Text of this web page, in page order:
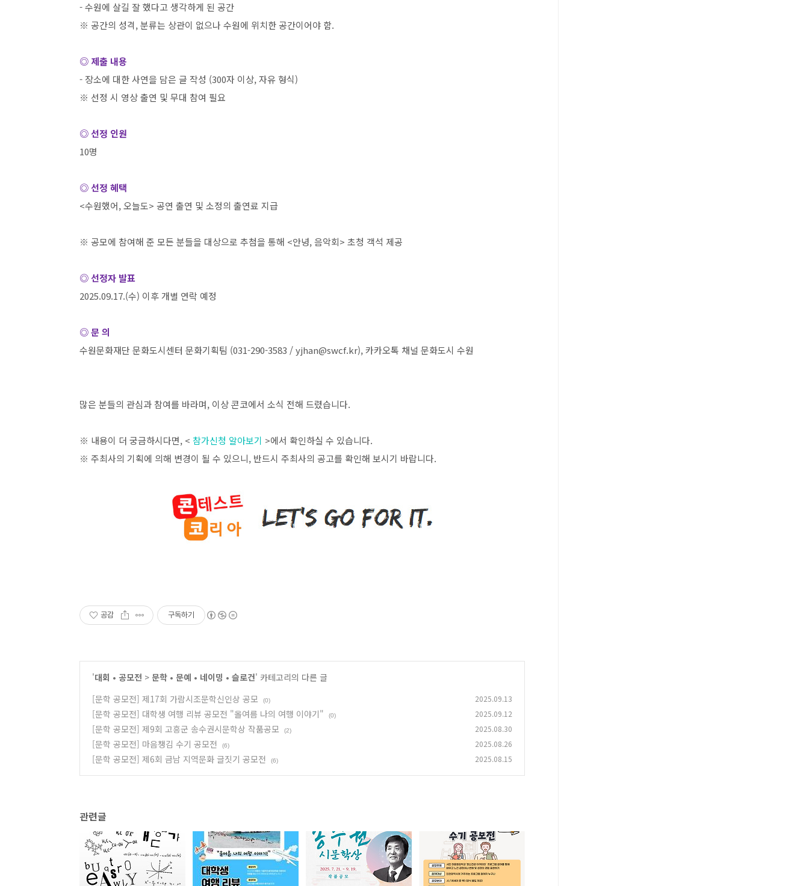
-수원에 살길 잘 했다고 생각하게 된 공간
※ 공간의 성격,분류는 상관이 없으나 수원에 위치한 공간이어야 함.
◎ 제출 내용
- 장소에 대한 사연을 담은 글 작성 (300자 이상,자유 형식)
※ 선정 시 영상 출연 및 무대 참여 필요
◎ 선정 인원
10명
◎ 선정 혜택
<수원했어,오늘도> 공연 출연 및 소정의 출연료 지급
※ 공모에 참여해 준 모든 분들을 대상으로 추첨을 통해 <안녕,음악회> 초청 객석 제공
◎ 선정자 발표
2025.09.17.(수) 이후 개별 연락 예정
◎ 문 의
수원문화재단 문화도시센터 문화기획팀 (031-290-3583 / yjhan@swcf.kr),카카오톡 채널 문화도시 수원
많은 분들의 관심과 참여를 바라며, 이상 콘코에서 소식 전해 드렸습니다.
※ 내용이 더 궁금하시다면, < 참가신청 알아보기 >에서 확인하실 수 있습니다.
※ 주최사의 기획에 의해 변경이 될 수 있으니, 반드시 주최사의 공고를 확인해 보시기 바랍니다.
공감 구독하기
'대회 • 공모전 > 문학 • 문예 • 네이밍 • 슬로건' 카테고리의 다른 글
[문학 공모전] 제17회 가람시조문학신인상 공모
(0) 2025.09.13
[문학 공모전] 대학생 여행 리뷰 공모전 "올여름 나의 여행 이야기" (0) 2025.09.12
[문학 공모전] 제9회 고흥군 송수권시문학상 작품공모 (2) 2025.08.30
[문학 공모전] 마음챙김 수기 공모전 (6) 2025.08.26
[문학 공모전] 제6회 금남 지역문화 글짓기 공모전 (6) 2025.08.15
관련글